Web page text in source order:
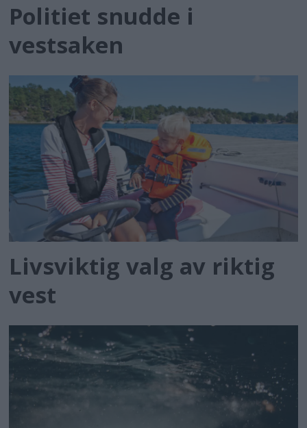
Politiet snudde i
vestsaken
Livsviktig valg av riktig
vest